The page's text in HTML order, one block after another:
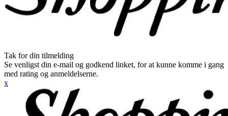
Tak for din tilmelding
Se venligst din e-mail og godkend linket, for at kunne komme i gang
med rating og anmeldelserne.
x